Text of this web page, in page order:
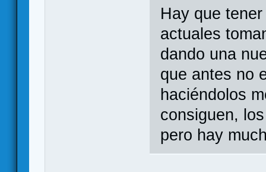
Hay que
actuales
dando una
que antes no
haciéndolos
consiguen,
pero hay